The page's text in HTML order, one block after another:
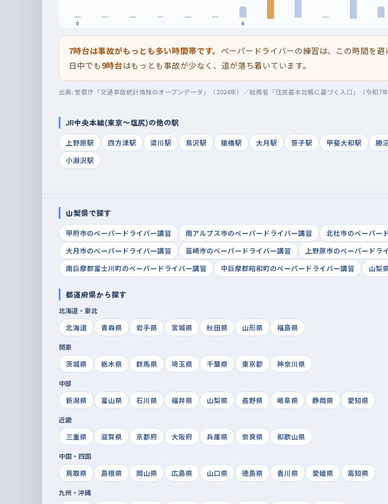
0 6
7時台は事故がもっとも多い時間帯です。 ペーパードライバーの練習は、この時間を
日中でも 9時台はもっとも事故が少なく、道が落ち着いています。
出典: 警察庁「交通事故統計情報のオープンデータ」（2024年）／総務省「住民基本台帳に基づく人口」（令和7
JR中央本線(東京～塩尻)の他の駅
上野原駅 四方津駅 梁川駅 鳥沢駅 猿橋駅 大月駅 笹子駅 甲斐大和駅 勝
小淵沢駅
山梨県で探す
甲府市のペーパードライバー講習 南アルプス市のペーパードライバー講習 北杜市のペーパー
大月市のペーパードライバー講習
韮崎市のペーパードライバー講習 上野原市のペーパードラ
南巨摩郡富士川町のペーパードライバー講習
中巨摩郡昭和町のペーパードライバー講習 山梨
都道府県から探す
北海道・東北
北海道
青森県 岩手県 宮城県 秋田県 山形県 福島県
関東
茨城県
栃木県 群馬県 埼玉県 千葉県 東京都 神奈川県
中部
新潟県
富山県 石川県 福井県 山梨県 長野県 岐阜県 静岡県 愛知県
近畿
三重県
滋賀県 京都府 大阪府 兵庫県 奈良県 和歌山県
中国・四国
鳥取県
島根県 岡山県 広島県 山口県 徳島県 香川県 愛媛県 高知県
九州・沖縄